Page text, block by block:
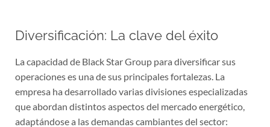
Diversificación: La clave del éxito
La capacidad de Black Star Group para diversificar sus
operaciones es una de sus principales fortalezas. La
empresa ha desarrollado varias divisiones especializadas
que abordan distintos aspectos del mercado energético,
adaptándose a las demandas cambiantes del sector: